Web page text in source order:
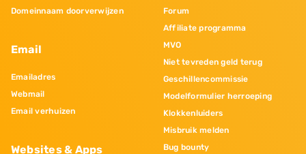
Domeinnaam doorverwijzen
Email
Emailadres
Webmail
Email verhuizen
Websites & Apps
Forum
Affiliate programma
MVO
Niet tevreden geld terug
Geschillencommissie
Modelformulier herroeping
Klokkenluiders
Misbruik melden
Bug bounty